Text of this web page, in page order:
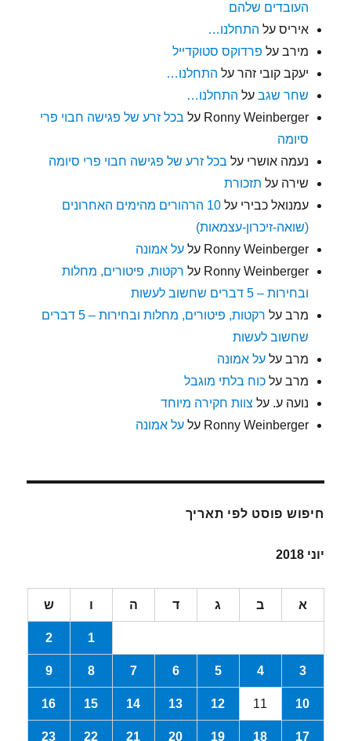
העובדים שלהם
איריס על התחלנו…
מירב על פרדוקס סטוקדייל
יעקב קובי זהר על התחלנו…
שחר שגב על התחלנו…
Ronny Weinberger על בכל זרע של פגישה חבוי פרי
סיומה
נעמה אושרי על בכל זרע של פגישה חבוי פרי סיומה
שירה על תזכורת
עמנואל כבירי על
10 הרהורים מהימים האחרונים
(שואה-זיכרון-עצמאות)
Ronny Weinberger עלעל אמונה
Ronny Weinberger על רקטות, פיטורים, מחלות
ובחירות – 5 דברים שחשוב לעשות
מרב על
רקטות, פיטורים, מחלות ובחירות – 5 דברים
שחשוב לעשות
מרב עלעל אמונה
מרב עלכוח בלתי מוגבל
נועה ע. על צוות חקירה מיוחד
Ronny Weinberger עלעל אמונה
חיפוש פוסט לפי תאריך
יוני 2018
א ב ג ד ה ו ש
1
2
3
4
5
6
7
8
9
10
11
12
13
14
15
16
17
18
19
20
21
22
23